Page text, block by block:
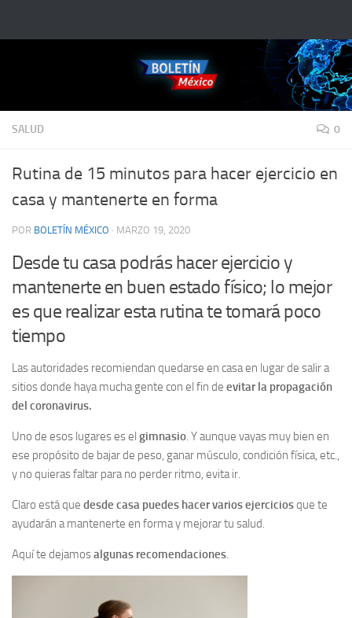
SALUD 0
Rutina de 15 minutos para hacer ejercicio en
casa y mantenerte en forma
POR BOLETÍN MÉXICO · MARZO 19, 2020
Desde tu casa podrás hacer ejercicio y
mantenerte en buen estado físico; lo mejor
es que realizar esta rutina te tomará poco
tiempo
Las autoridades recomiendan quedarse en casa en lugar de salir a
sitios donde haya mucha gente con el fin de evitar la propagación
del coronavirus.
Uno de esos lugares es el gimnasio. Y aunque vayas muy bien en
ese propósito de bajar de peso, ganar músculo, condición física, etc.,
y no quieras faltar para no perder ritmo, evita ir.
Claro está que desde casa puedes hacer varios ejerciciosque te
ayudarán a mantenerte en forma y mejorar tu salud.
Aquí te dejamosalgunas recomendaciones.